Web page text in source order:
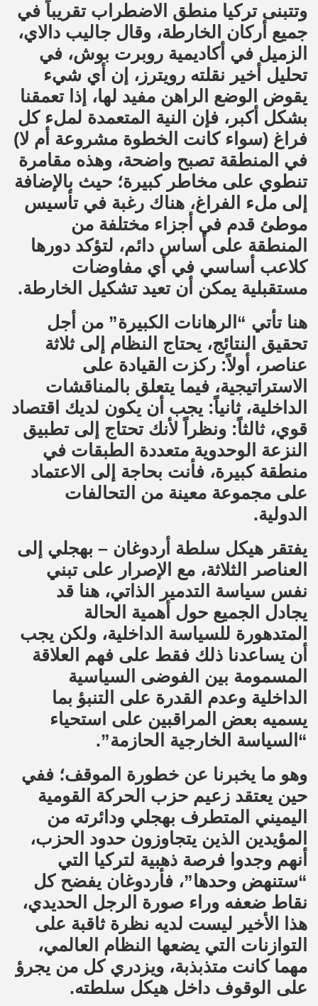
وتتبنى تركيا منطق الاضطراب تقريباً في
جميع أركان الخارطة، وقال جاليب دالاي،
الزميل في أكاديمية روبرت بوش، في
تحليل أخير نقلته رويترز، إن أي شيء
يقوض الوضع الراهن مفيد لها، إذا تعمقنا
بشكل أكبر، فإن النية المتعمدة لملء كل
فراغ (سواء كانت الخطوة مشروعة أم لا)
في المنطقة تصبح واضحة، وهذه مقامرة
تنطوي على مخاطر كبيرة؛ حيث بالإضافة
إلى ملء الفراغ، هناك رغبة في تأسيس
موطئ قدم في أجزاء مختلفة من
المنطقة على أساس دائم، لتؤكد دورها
كلاعب أساسي في أي مفاوضات
مستقبلية يمكن أن تعيد تشكيل الخارطة.
هنا تأتي “الرهانات الكبيرة” من أجل
تحقيق النتائج، يحتاج النظام إلى ثلاثة
عناصر، أولاً: ركزت القيادة على
الاستراتيجية، فيما يتعلق بالمناقشات
الداخلية، ثانياً: يجب أن يكون لديك اقتصاد
قوي، ثالثاً: ونظراً لأنك تحتاج إلى تطبيق
النزعة الوحدوية متعددة الطبقات في
منطقة كبيرة، فأنت بحاجة إلى الاعتماد
على مجموعة معينة من التحالفات
الدولية.
يفتقر هيكل سلطة أردوغان – بهجلي إلى
العناصر الثلاثة، مع الإصرار على تبني
نفس سياسة التدمير الذاتي، هنا قد
يجادل الجميع حول أهمية الحالة
المتدهورة للسياسة الداخلية، ولكن يجب
أن يساعدنا ذلك فقط على فهم العلاقة
المسمومة بين الفوضى السياسية
الداخلية وعدم القدرة على التنبؤ بما
يسميه بعض المراقبين على استحياء
“السياسة الخارجية الحازمة”.
وهو ما يخبرنا عن خطورة الموقف؛ ففي
حين يعتقد زعيم حزب الحركة القومية
اليميني المتطرف بهجلي ودائرته من
المؤيدين الذين يتجاوزون حدود الحزب،
أنهم وجدوا فرصة ذهبية لتركيا التي
“ستنهض وحدها”، فأردوغان يفضح كل
نقاط ضعفه وراء صورة الرجل الحديدي،
هذا الأخير ليست لديه نظرة ثاقبة على
التوازنات التي يضعها النظام العالمي،
مهما كانت متذبذبة، ويزدري كل من يجرؤ
على الوقوف داخل هيكل سلطته.